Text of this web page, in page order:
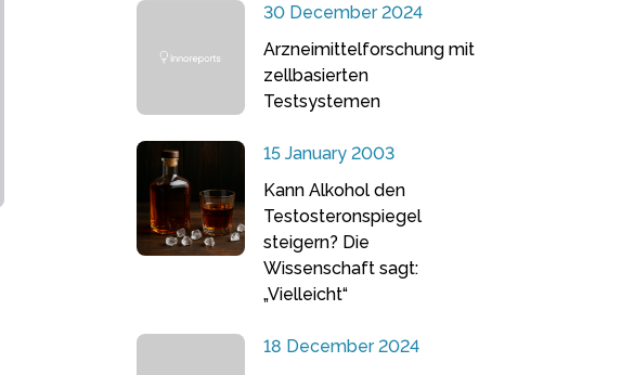
30 December 2024
Arzneimittelforschung mit
zellbasierten
Testsystemen
15 January 2003
Kann Alkohol den
Testosteronspiegel
steigern? Die
Wissenschaft sagt:
„Vielleicht“
18 December 2024